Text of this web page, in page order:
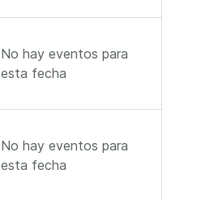
No hay eventos para
esta fecha
No hay eventos para
esta fecha